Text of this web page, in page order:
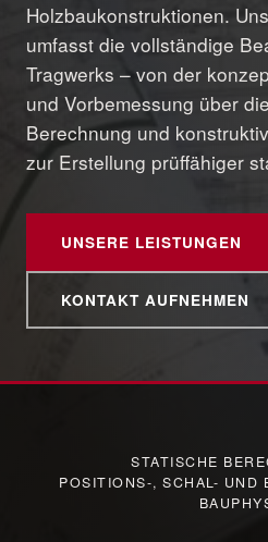
Holzbaukonstruktionen.
umfasst die vollständige
Tragwerks – von der
und Vorbemessung über
Berechnung und
zur Erstellung prüffähiger
UNSERE LEISTUNGEN
KONTAKT AUFNEHMEN
STATISCHE
POSITIONS-, SCHAL- UND